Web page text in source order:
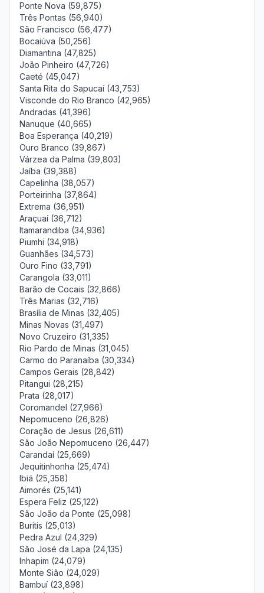
Ponte Nova (59,875)
Três Pontas (56,940)
São Francisco (56,477)
Bocaiúva (50,256)
Diamantina (47,825)
João Pinheiro (47,726)
Caeté (45,047)
Santa Rita do Sapucaí (43,753)
Visconde do Rio Branco (42,965)
Andradas (41,396)
Nanuque (40,665)
Boa Esperança (40,219)
Ouro Branco (39,867)
Várzea da Palma (39,803)
Jaíba (39,388)
Capelinha (38,057)
Porteirinha (37,864)
Extrema (36,951)
Araçuaí (36,712)
Itamarandiba (34,936)
Piumhi (34,918)
Guanhães (34,573)
Ouro Fino (33,791)
Carangola (33,011)
Barão de Cocais (32,866)
Três Marias (32,716)
Brasília de Minas (32,405)
Minas Novas (31,497)
Novo Cruzeiro (31,335)
Rio Pardo de Minas (31,045)
Carmo do Paranaíba (30,334)
Campos Gerais (28,842)
Pitangui (28,215)
Prata (28,017)
Coromandel (27,966)
Nepomuceno (26,826)
Coração de Jesus (26,611)
São João Nepomuceno (26,447)
Carandaí (25,669)
Jequitinhonha (25,474)
Ibiá (25,358)
Aimorés (25,141)
Espera Feliz (25,122)
São João da Ponte (25,098)
Buritis (25,013)
Pedra Azul (24,329)
São José da Lapa (24,135)
Inhapim (24,079)
Monte Sião (24,029)
Bambuí (23,898)